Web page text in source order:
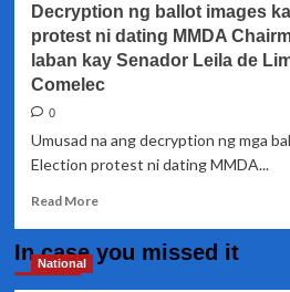
Decryption ng ballot images
protest ni dating MMDA
laban kay Senador Leila de
Comelec
0
Umusad na ang decryption ng mga
Election protest ni dating MMDA...
Read MoreRead
Decryption
In case you missed it
National